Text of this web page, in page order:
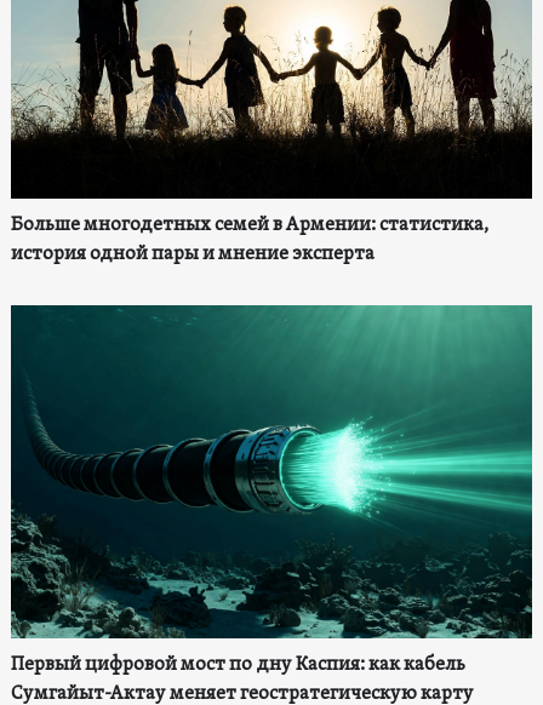
Больше многодетных семей в Армении: статистика,
история одной пары и мнение эксперта
Первый цифровой мост по дну Каспия: как кабель
Сумгайыт-Актау меняет геостратегическую карту